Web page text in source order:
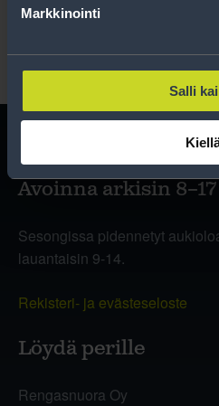
Markkinointi
Salli
Avoinna arkisin 8–17
Sesongissa pidennetyt
lauantaisin 9-14.
Rekisteri- ja evästeseloste
Löydä perille
Rengasnuora Oy